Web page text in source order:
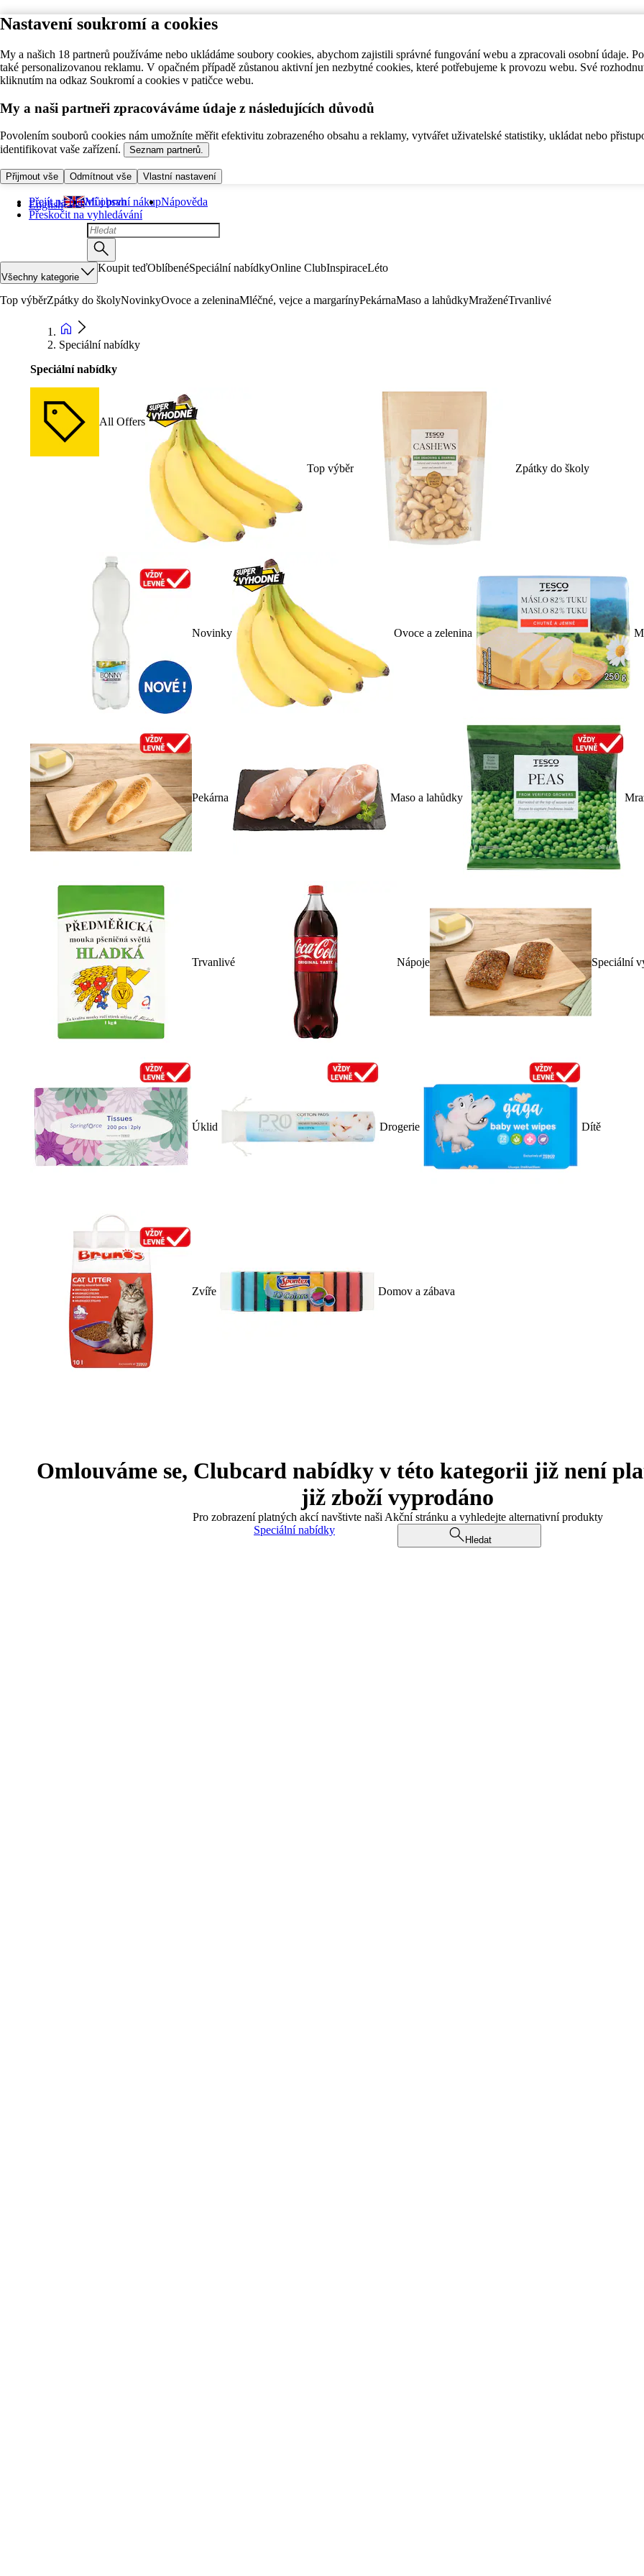
Nastavení soukromí a cookies
My a našich 18 partnerů používáme nebo ukládáme soubory cookies, abychom zajistili správné fungování webu a zpracovali osobní údaje.
také personalizovanou reklamu. V opačném případě zůstanou aktivní jen nezbytné cookies, které potřebujeme k provozu webu. Své
kliknutím na odkaz Soukromí a cookies v patičce webu.
My a naši partneři zpracováváme údaje z následujících důvodů
Povolením souborů cookies nám umožníte měřit efektivitu zobrazeného obsahu a reklamy, vytvářet uživatelské statistiky, ukládat nebo
identifikovat vaše zařízení.
Seznam partnerů.
Přijmout vše Odmítnout vše Vlastní nastavení
Přejít na hlavní obsah
Přeskočit na vyhledávání
English Můj první nákupNápověda
Všechny kategorie
Koupit teďOblíbenéSpeciální nabídkyOnline ClubInspiraceLéto
Top výběrZpátky do školyNovinkyOvoce a zeleninaMléčné, vejce a margarínyPekárnaMaso a lahůdkyMraženéTrvanlivé
Speciální nabídky
Speciální nabídky
All Offers
Top výběr Zpátky do školy
Novinky Ovoce a zelenina
Pekárna Maso a lahůdky
Trvanlivé Nápoje Speciální
Úklid Drogerie Dítě
Zvíře Domov a zábava
Omlouváme se, Clubcard nabídky v této kategorii již není
již zboží vyprodáno
Pro zobrazení platných akcí navštivte naši Akční stránku a vyhledejte alternativní produkty
Speciální nabídky
Hledat